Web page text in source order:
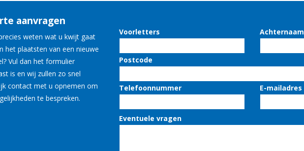
aanvragen
weten wat u kwijt gaat
het plaatsten van een nieuwe
Vul dan het formulier
is en wij zullen zo snel
contact met u opnemen om
te bespreken.
Voorletters Achternaam
Postcode
Telefoonnummer E-mailadres
Eventuele vragen